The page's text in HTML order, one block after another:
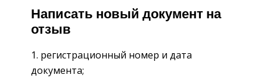
Написать новый документ на
отзыв
регистрационный номер и дата
документа;